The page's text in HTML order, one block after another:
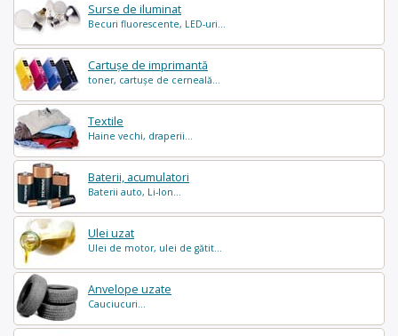
Surse de iluminat
Becuri fluorescente, LED-uri...
Cartușe de imprimantă
toner, cartușe de cerneală...
Textile
Haine vechi, draperii...
Baterii, acumulatori
Baterii auto, Li-Ion...
Ulei uzat
Ulei de motor, ulei de gătit...
Anvelope uzate
Cauciucuri...